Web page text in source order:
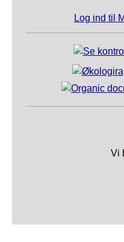
Log ind til
Vi